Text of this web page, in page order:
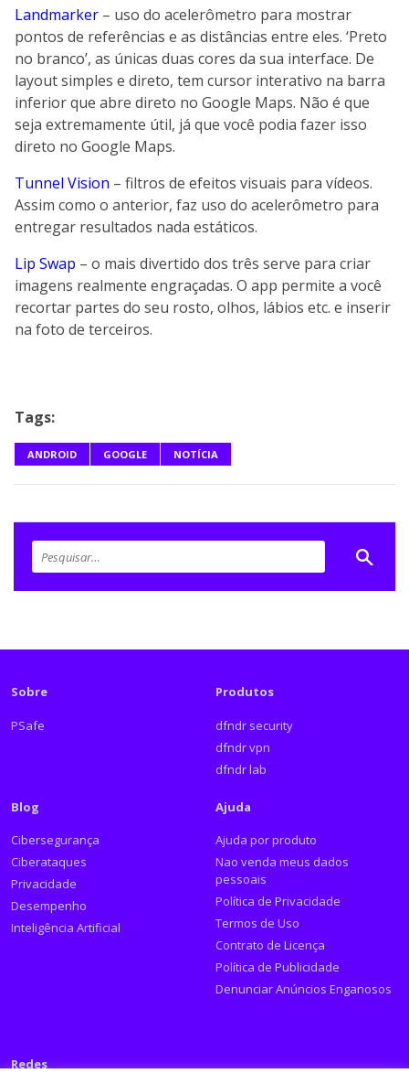
Landmarker – uso do acelerômetro para mostrar
pontos de referências e as distâncias entre eles. ‘Preto
no branco’, as únicas duas cores da sua interface. De
layout simples e direto, tem cursor interativo na barra
inferior que abre direto no Google Maps. Não é que
seja extremamente útil, já que você podia fazer isso
direto no Google Maps.
Tunnel Vision – filtros de efeitos visuais para vídeos.
Assim como o anterior, faz uso do acelerômetro para
entregar resultados nada estáticos.
Lip Swap – o mais divertido dos três serve para criar
imagens realmente engraçadas. O app permite a você
recortar partes do seu rosto, olhos, lábios etc. e inserir
na foto de terceiros.
Tags:
ANDROID GOOGLE NOTÍCIA
Sobre
PSafe
Produtos
dfndr security
dfndr vpn
dfndr lab
Blog
Cibersegurança
Ciberataques
Privacidade
Desempenho
Inteligência Artificial
Ajuda
Ajuda por produto
Nao venda meus dados
pessoais
Política de Privacidade
Termos de Uso
Contrato de Licença
Política de Publicidade
Denunciar Anúncios Enganosos
Redes